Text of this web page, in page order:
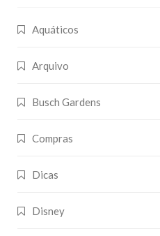
Aquáticos
Arquivo
Busch Gardens
Compras
Dicas
Disney